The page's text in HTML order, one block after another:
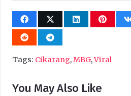
Tags: Cikarang,MBG,Viral
You May Also Like